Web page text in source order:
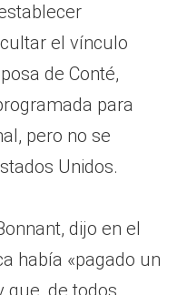
el vínculo
de Conté,
para
pero no se
Unidos.
dijo en el
había «pagado un
que, de todos